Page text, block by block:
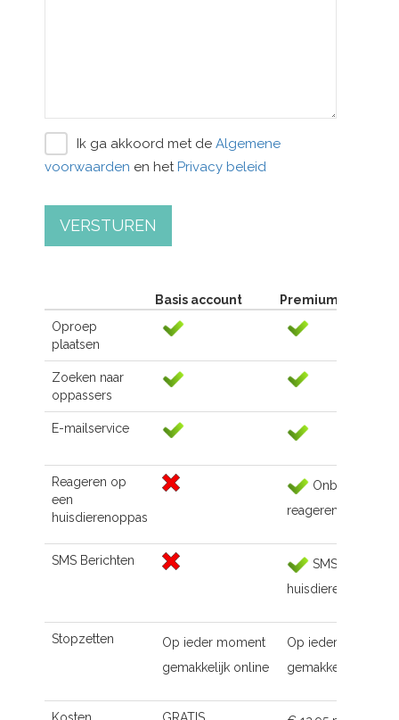
Ik ga akkoord met de Algemene
voorwaarden en het Privacy beleid
VERSTUREN
Basis account
Premium account
Oproep
plaatsen
Zoeken naar
oppassers
E-mailservice
Reageren op
een
huisdierenoppas
Onbeperkt
reageren
SMS Berichten
SMS naar de
huisdierenoppas
Stopzetten
Op ieder moment
gemakkelijk online
Op ieder moment
gemakkelijk online